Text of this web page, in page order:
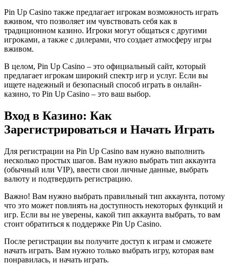
Pin Up Casino также предлагает игрокам возможность играть
вживом, что позволяет им чувствовать себя как в
традиционном казино. Игроки могут общаться с другими
игроками, а также с дилерами, что создает атмосферу игры
вживом.
В целом, Pin Up Casino – это официальный сайт, который
предлагает игрокам широкий спектр игр и услуг. Если вы
ищете надежный и безопасный способ играть в онлайн-
казино, то Pin Up Casino – это ваш выбор.
Вход в Казино: Как
Зарегистрироваться и Начать Играть
Для регистрации на Pin Up Casino вам нужно выполнить
несколько простых шагов. Вам нужно выбрать тип аккаунта
(обычный или VIP), ввести свои личные данные, выбрать
валюту и подтвердить регистрацию.
Важно! Вам нужно выбрать правильный тип аккаунта, потому
что это может повлиять на доступность некоторых функций и
игр. Если вы не уверены, какой тип аккаунта выбрать, то вам
стоит обратиться к поддержке Pin Up Casino.
После регистрации вы получите доступ к играм и сможете
начать играть. Вам нужно только выбрать игру, которая вам
понравилась, и начать играть.